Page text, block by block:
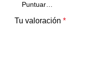
Tu valoración *